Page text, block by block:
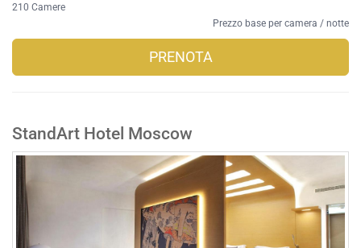
210 Camere
Prezzo base per camera / notte
PRENOTA
StandArt Hotel Moscow